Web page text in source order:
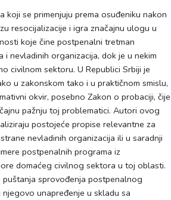
se primenjuju prema osuđeniku nakon
resocijalizacije i igra značajnu ulogu u
koje čine postpenalni tretman
nevladinih organizacija, dok je u nekim
civilnom sektoru. U Republici Srbiji je
u zakonskom tako i u praktičnom smislu,
okvir, posebno Zakon o probaciji, čije
pažnju toj problematici. Autori ovog
postojeće propise relevantne za
nevladinih organizacija ili u saradnji
postpenalnih programa iz
domaćeg civilnog sektora u toj oblasti.
sprovođenja postpenalnog
unapređenje u skladu sa